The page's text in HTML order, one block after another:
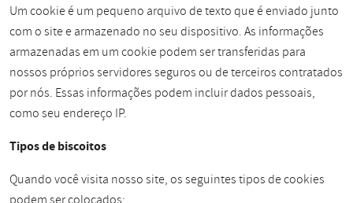
Um cookie é um pequeno arquivo de texto que é enviado junto
com o site e armazenado no seu dispositivo. As informações
armazenadas em um cookie podem ser transferidas para
nossos próprios servidores seguros ou de terceiros contratados
por nós. Essas informações podem incluir dados pessoais,
como seu endereço IP.
Tipos de biscoitos
Quando você visita nosso site, os seguintes tipos de cookies